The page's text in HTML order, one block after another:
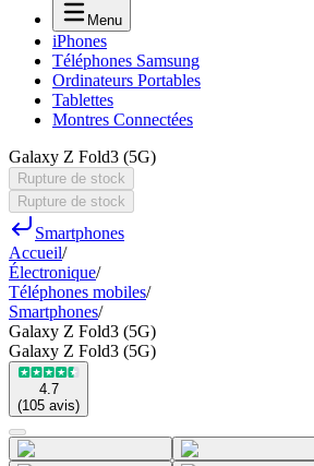
Menu
iPhones
Téléphones Samsung
Ordinateurs Portables
Tablettes
Montres Connectées
Galaxy Z Fold3 (5G)
Rupture de stock
Rupture de stock
Smartphones
Accueil/
Électronique/
Téléphones mobiles/
Smartphones/
Galaxy Z Fold3 (5G)
Galaxy Z Fold3 (5G)
4.7
(105 avis)